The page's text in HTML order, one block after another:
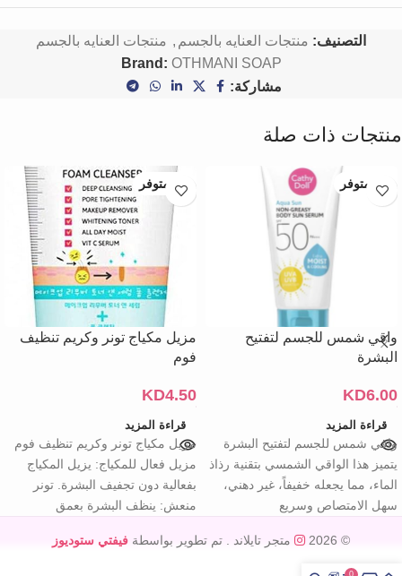
التصنيف: منتجات العنايه بالجسم , منتجات العنايه بالجسم
Brand: OTHMANI SOAP
مشاركة:
منتجات ذات صلة
غير متوفر
واقي شمس للجسم لتفتيح
البشرة
KD6.00
قراءة المزيد
واقي شمس للجسم لتفتيح البشرة
يتميز هذا الواقي الشمسي بتقنية رذاذ
الماء، مما يجعله خفيفاً، غير دهني،
سهل الامتصاص وسريع
غير متوفر
مزيل مكياج تونر وكريم تنظيف
فوم
KD4.50
قراءة المزيد
مزيل مكياج تونر وكريم تنظيف فوم
مزيل فعال للمكياج: يزيل المكياج
بفعالية دون تجفيف البشرة. تونر
منعش: ينظف البشرة بعمق
© 2026 متجر تايلاند . تم تطوير بواسطة فيفتي ستوديوز
0